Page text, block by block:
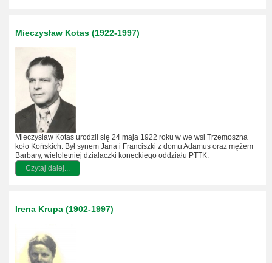
Mieczysław Kotas (1922-1997)
Mieczysław Kotas urodził się 24 maja 1922 roku w we wsi Trzemoszna
koło Końskich. Był synem Jana i Franciszki z domu Adamus oraz mężem
Barbary, wieloletniej działaczki koneckiego oddziału PTTK.
Czytaj dalej...
Irena Krupa (1902-1997)